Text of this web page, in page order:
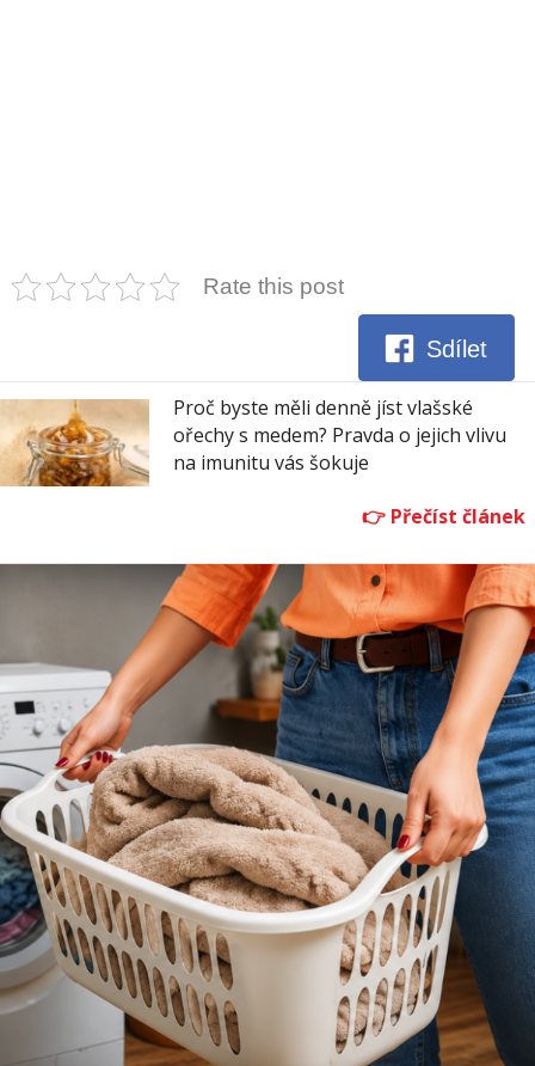
Rate this post
Sdílet
Proč byste měli denně jíst vlašské
ořechy s medem? Pravda o jejich vlivu
na imunitu vás šokuje